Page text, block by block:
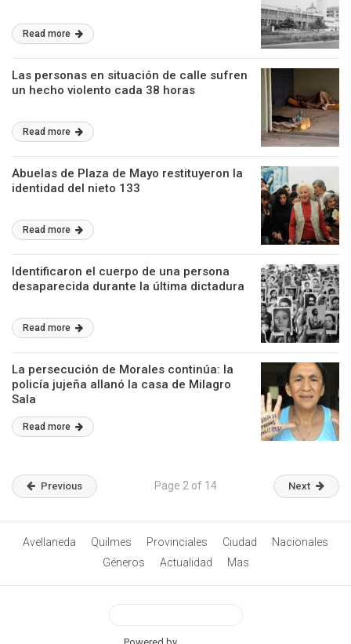
Read more
Las personas en situación de calle sufren
un hecho violento cada 38 horas
Read more
Abuelas de Plaza de Mayo restituyeron la
identidad del nieto 133
Read more
Identificaron el cuerpo de una persona
desaparecida durante la última dictadura
Read more
La persecución de Morales continúa: la
policía jujeña allanó la casa de Milagro
Sala
Read more
Previous Page 2 of 14 Next
Avellaneda Quilmes Provinciales Ciudad
Nacionales
Géneros
Actualidad Mas